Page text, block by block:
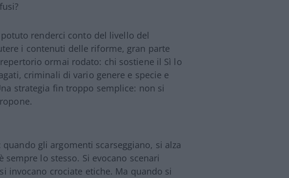
renderci conto del livello del
i contenuti delle riforme, gran parte
ormai rodato: chi sostiene il Sì lo
criminali di vario genere e specie e
strategia fin troppo semplice: non si
quando gli argomenti scarseggiano, si alza
lo stesso. Si evocano scenari
invocano crociate etiche. Ma quando si